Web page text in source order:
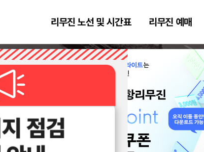
리무진 노선 및 시간표 리무진 예매
Best
to
Best
to
Best
to